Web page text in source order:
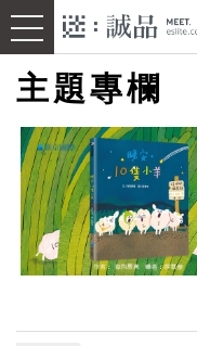
主題專欄